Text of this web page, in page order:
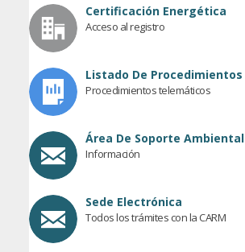
Certificación Energética
Acceso al registro
Listado De Procedimientos
Procedimientos telemáticos
Área De Soporte Ambiental
Información
Sede Electrónica
Todos los trámites con la CARM